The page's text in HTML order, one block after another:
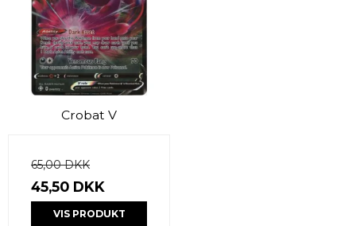
Crobat V
65,00 DKK
45,50 DKK
VIS PRODUKT